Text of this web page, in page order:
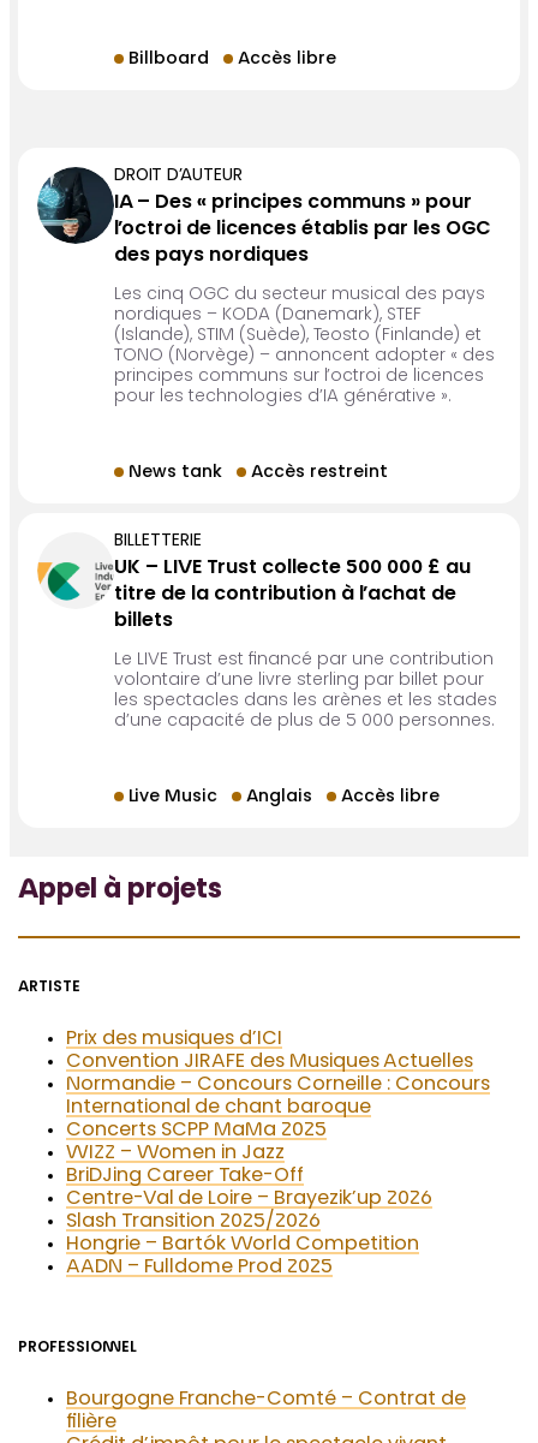
Billboard Accès libre
DROIT D’AUTEUR
IA – Des « principes communs » pour
l’octroi de licences établis par les OGC
des pays nordiques
Les cinq OGC du secteur musical des pays
nordiques – KODA (Danemark), STEF
(Islande), STIM (Suède), Teosto (Finlande) et
TONO (Norvège) – annoncent adopter « des
principes communs sur l’octroi de licences
pour les technologies d’IA générative ».
News tank Accès restreint
BILLETTERIE
UK – LIVE Trust collecte 500 000 £ au
titre de la contribution à l’achat de
billets
Le LIVE Trust est financé par une contribution
volontaire d’une livre sterling par billet pour
les spectacles dans les arènes et les stades
d’une capacité de plus de 5 000 personnes.
Live Music Anglais Accès libre
Appel à projets
ARTISTE
Prix des musiques d’ICI
Convention JIRAFE des Musiques Actuelles
Normandie – Concours Corneille : Concours
International de chant baroque
Concerts SCPP MaMa 2025
WIZZ – Women in Jazz
BriDJing Career Take-Off
Centre-Val de Loire – Brayezik’up 2026
Slash Transition 2025/2026
Hongrie – Bartók World Competition
AADN – Fulldome Prod 2025
PROFESSIONNEL
Bourgogne Franche-Comté – Contrat de
filière